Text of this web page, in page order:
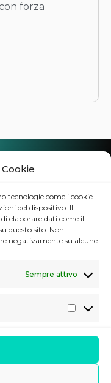
tecnologie come i cookie
del dispositivo. Il
elaborare dati come il
questo sito. Non
negativamente su alcune
Sempre attivo
forza
24
Italia